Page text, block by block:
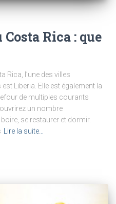
Rica : que
Rica, l’une des villes
Liberia. Elle est également la
de multiples courants
un nombre
se restaurer et dormir.
Lire la suite…